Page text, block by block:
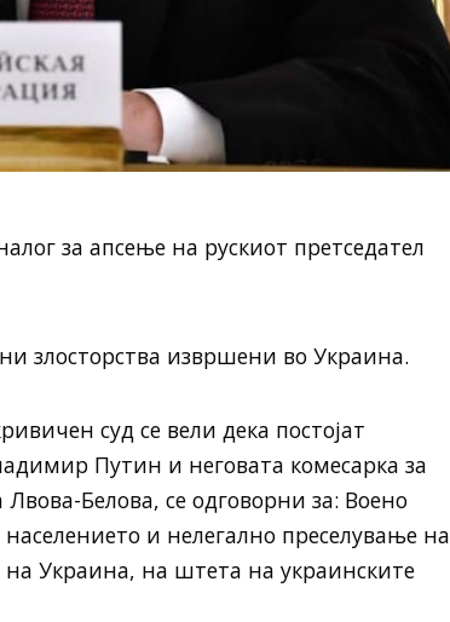
за апсење на рускиот претседател
злосторства извршени во Украина.
суд се вели дека постојат
Путин и неговата комесарка за
Белова, се одговорни за: Воено
и нелегално преселување на
Украина, на штета на украинските